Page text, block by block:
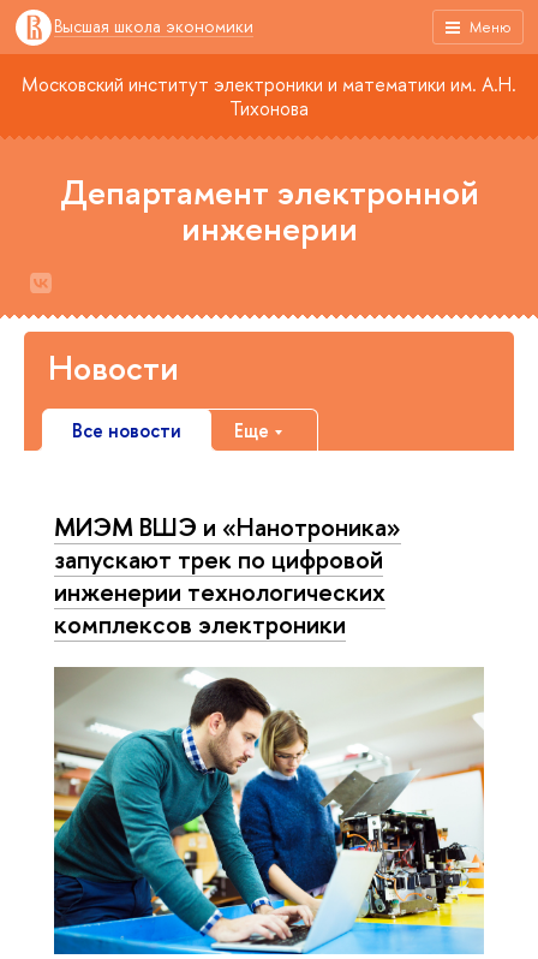
Меню
Высшая школа экономики
Московский институт электроники и математики им. А.Н.
Тихонова
Департамент электронной
инженерии
Новости
Все новости Еще
МИЭМ ВШЭ и «Нанотроника»
запускают трек по цифровой
инженерии технологических
комплексов электроники